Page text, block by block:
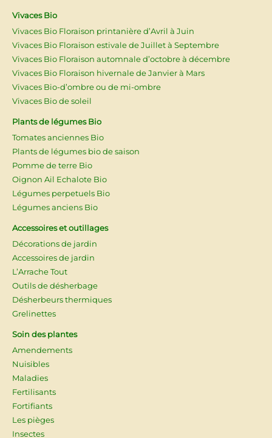
Vivaces Bio
Vivaces Bio Floraison printanière d’Avril à Juin
Vivaces Bio Floraison estivale de Juillet à Septembre
Vivaces Bio Floraison automnale d’octobre à décembre
Vivaces Bio Floraison hivernale de Janvier à Mars
Vivaces Bio-d’ombre ou de mi-ombre
Vivaces Bio de soleil
Plants de légumes Bio
Tomates anciennes Bio
Plants de légumes bio de saison
Pomme de terre Bio
Oignon Ail Echalote Bio
Légumes perpetuels Bio
Légumes anciens Bio
Accessoires et outillages
Décorations de jardin
Accessoires de jardin
L’Arrache Tout
Outils de désherbage
Désherbeurs thermiques
Grelinettes
Soin des plantes
Amendements
Nuisibles
Maladies
Fertilisants
Fortifiants
Les pièges
Insectes